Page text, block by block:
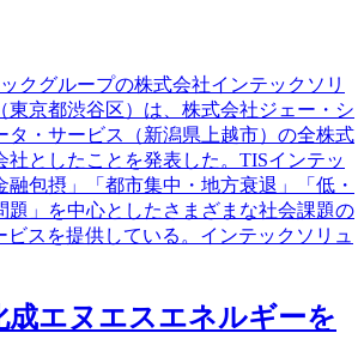
クグループの株式会社インテックソリ
東京都渋谷区）は、株式会社ジェー・シ
タ・サービス（新潟県上越市）の全株式
社としたことを発表した。TISインテッ
融包摂」「都市集中・地方衰退」「低・
題」を中心としたさまざまな社会課題の
スを提供している。インテックソリュ
成エヌエスエネルギーを